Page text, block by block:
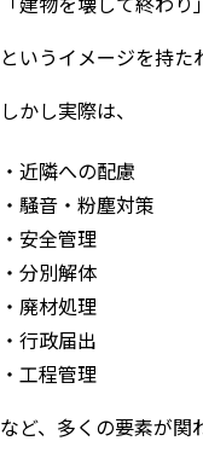
というイメージを持た
しかし実際は、
近隣への配慮
騒音・粉塵対策
安全管理
分別解体
廃材処理
行政届出
工程管理
など、多くの要素が関